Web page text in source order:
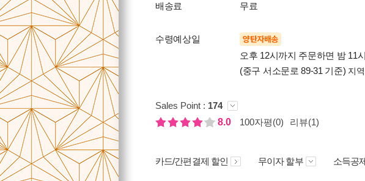
배송료 무료
수령예상일 양탄자배송
오후 12시까지 주문하면 밤 11시
(중구 서소문로 89-31 기준) 지
Sales Point : 174
8.0
100자평(0) 리뷰(1)
카드/간편결제 할인 무이자 할부 소득공